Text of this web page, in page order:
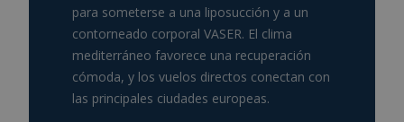
para someterse a una liposucción y a un
contorneado corporal VASER. El clima
mediterráneo favorece una recuperación
cómoda, y los vuelos directos conectan con
las principales ciudades europeas.